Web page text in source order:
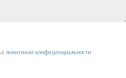
с политикой конфиденциальности